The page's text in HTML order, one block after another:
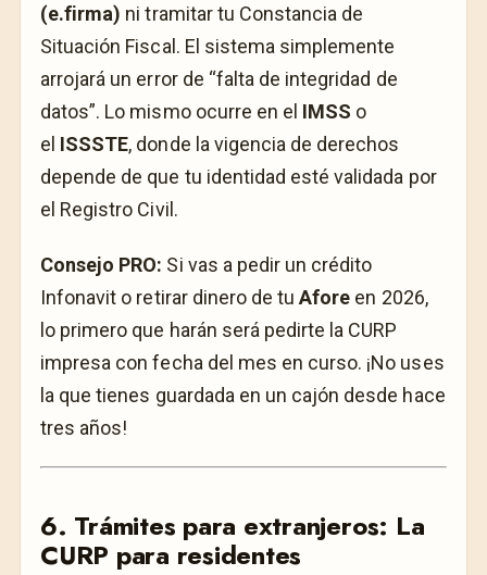
(e.firma) ni tramitar tu Constancia de
Situación Fiscal. El sistema simplemente
arrojará un error de “falta de integridad de
datos”. Lo mismo ocurre en el IMSS o
el ISSSTE, donde la vigencia de derechos
depende de que tu identidad esté validada por
el Registro Civil.
Consejo PRO: Si vas a pedir un crédito
Infonavit o retirar dinero de tuAfore en 2026,
lo primero que harán será pedirte la CURP
impresa con fecha del mes en curso. ¡No uses
la que tienes guardada en un cajón desde hace
tres años!
6. Trámites para extranjeros: La
CURP para residentes